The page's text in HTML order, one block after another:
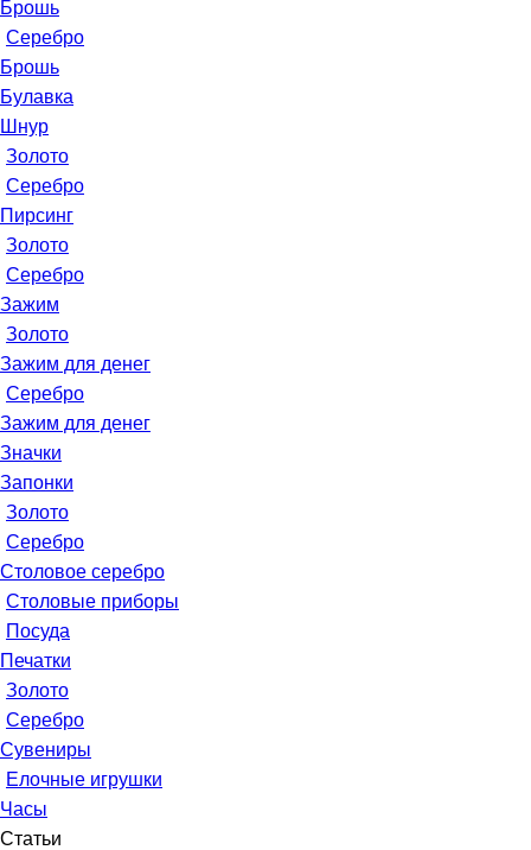
Брошь
Серебро
Брошь
Булавка
Шнур
Золото
Серебро
Пирсинг
Золото
Серебро
Зажим
Золото
Зажим для денег
Серебро
Зажим для денег
Значки
Запонки
Золото
Серебро
Столовое серебро
Столовые приборы
Посуда
Печатки
Золото
Серебро
Сувениры
Елочные игрушки
Часы
Статьи